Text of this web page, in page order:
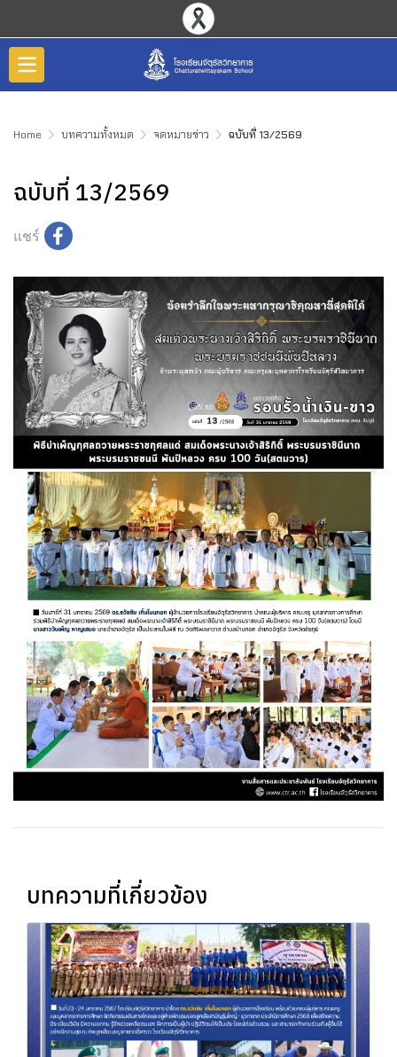
Home บทความทั้งหมด จดหมายข่าว ฉบับที่ 13/2569
ฉบับที่ 13/2569
แชร์
บทความที่เกี่ยวข้อง